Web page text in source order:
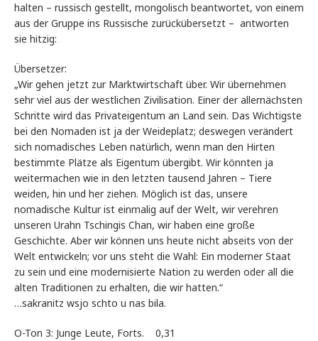
halten – russisch gestellt, mongolisch beantwortet, von einem
aus der Gruppe ins Russische zurückübersetzt – antworten
sie hitzig:
Übersetzer:
„Wir gehen jetzt zur Marktwirtschaft über. Wir übernehmen
sehr viel aus der westlichen Zivilisation. Einer der allernächsten
Schritte wird das Privateigentum an Land sein. Das Wichtigste
bei den Nomaden ist ja der Weideplatz; deswegen verändert
sich nomadisches Leben natürlich, wenn man den Hirten
bestimmte Plätze als Eigentum übergibt. Wir könnten ja
weitermachen wie in den letzten tausend Jahren – Tiere
weiden, hin und her ziehen. Möglich ist das, unsere
nomadische Kultur ist einmalig auf der Welt, wir verehren
unseren Urahn Tschingis Chan, wir haben eine große
Geschichte. Aber wir können uns heute nicht abseits von der
Welt entwickeln; vor uns steht die Wahl: Ein moderner Staat
zu sein und eine modernisierte Nation zu werden oder all die
alten Traditionen zu erhalten, die wir hatten.“
…sakranitz wsjo schto u nas bila.
O-Ton 3: Junge Leute, Forts. 0,31